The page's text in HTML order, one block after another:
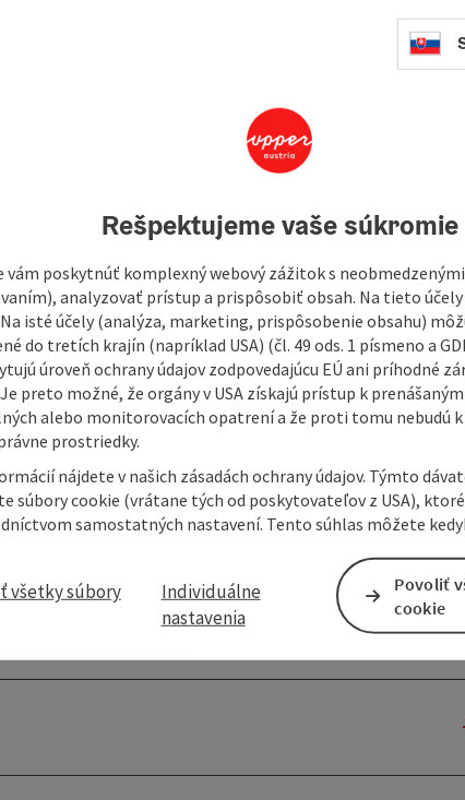
knowledge and expertise, preserving genuine values.
endeavouring to make something better out of
close, personal relationship with publicans and
long-term partnerships.
a strong regional brand. Our company philosophy is
Rešpektujeme vaše súkromie
vám poskytnúť komplexný webový zážitok s
analyzovať prístup a prispôsobiť obsah. Na tieto
isté účely (analýza, marketing, prispôsobenie obsahu)
do tretích krajín (napríklad USA) (čl. 49 ods. 1 písmeno a
úroveň ochrany údajov zodpovedajúcu EÚ ani príhodné
Je preto možné, že orgány v USA získajú prístup k
alebo monitorovacích opatrení a že proti tomu nebudú k
prostriedky.
nájdete v našich zásadách ochrany údajov. Týmto
súbory cookie (vrátane tých od poskytovateľov z USA),
samostatných nastavení. Tento súhlas môžete
všetky súbory
Individuálne
nastavenia
Povoliť
cookie